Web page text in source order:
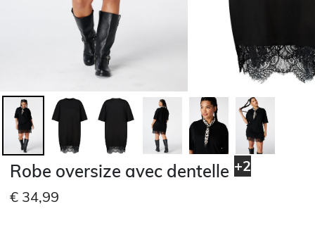
+2
Robe oversize avec dentelle
€ 34,99